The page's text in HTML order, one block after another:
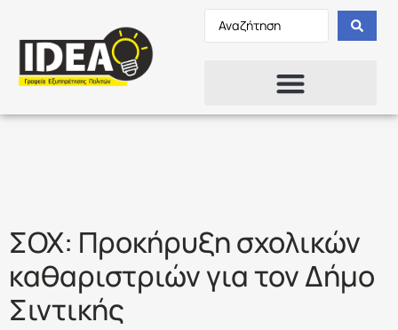
ΣΟΧ: Προκήρυξη σχολικών
καθαριστριών για τον Δήμο
Σιντικής